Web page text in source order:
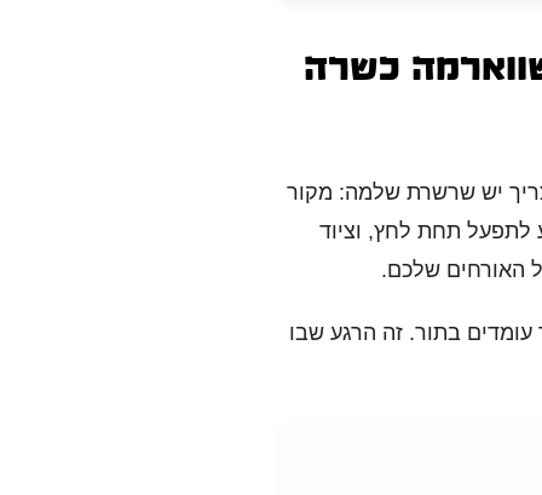
כשרה
יש שרשרת שלמה: מקור
לתפעל תחת לחץ, וציוד
האורחים שלכם.
בתור. זה הרגע שבו